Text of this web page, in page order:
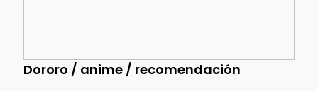
Dororo / anime / recomendación